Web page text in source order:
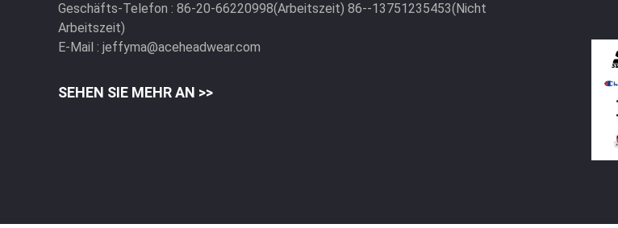
Geschäfts-Telefon : 86-20-66220998(Arbeitszeit) 86--13751235453(Nicht
Arbeitszeit)
E-Mail : jeffyma@aceheadwear.com
SEHEN SIE MEHR AN >>